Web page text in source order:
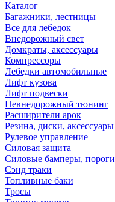
Каталог
Багажники, лестницы
Все для лебедок
Внедорожный свет
Домкраты, аксессуары
Компрессоры
Лебедки автомобильные
Лифт кузова
Лифт подвески
Невнедорожный тюнинг
Расширители арок
Резина, диски, аксессуары
Рулевое управление
Силовая защита
Силовые бамперы, пороги
Сэнд траки
Топливные баки
Тросы